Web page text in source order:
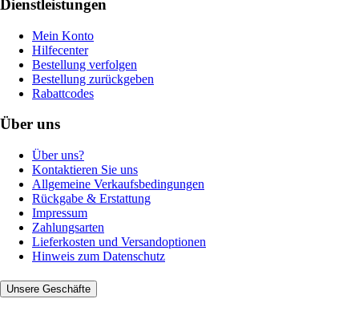
Dienstleistungen
Mein Konto
Hilfecenter
Bestellung verfolgen
Bestellung zurückgeben
Rabattcodes
Über uns
Über uns?
Kontaktieren Sie uns
Allgemeine Verkaufsbedingungen
Rückgabe & Erstattung
Impressum
Zahlungsarten
Lieferkosten und Versandoptionen
Hinweis zum Datenschutz
Unsere Geschäfte